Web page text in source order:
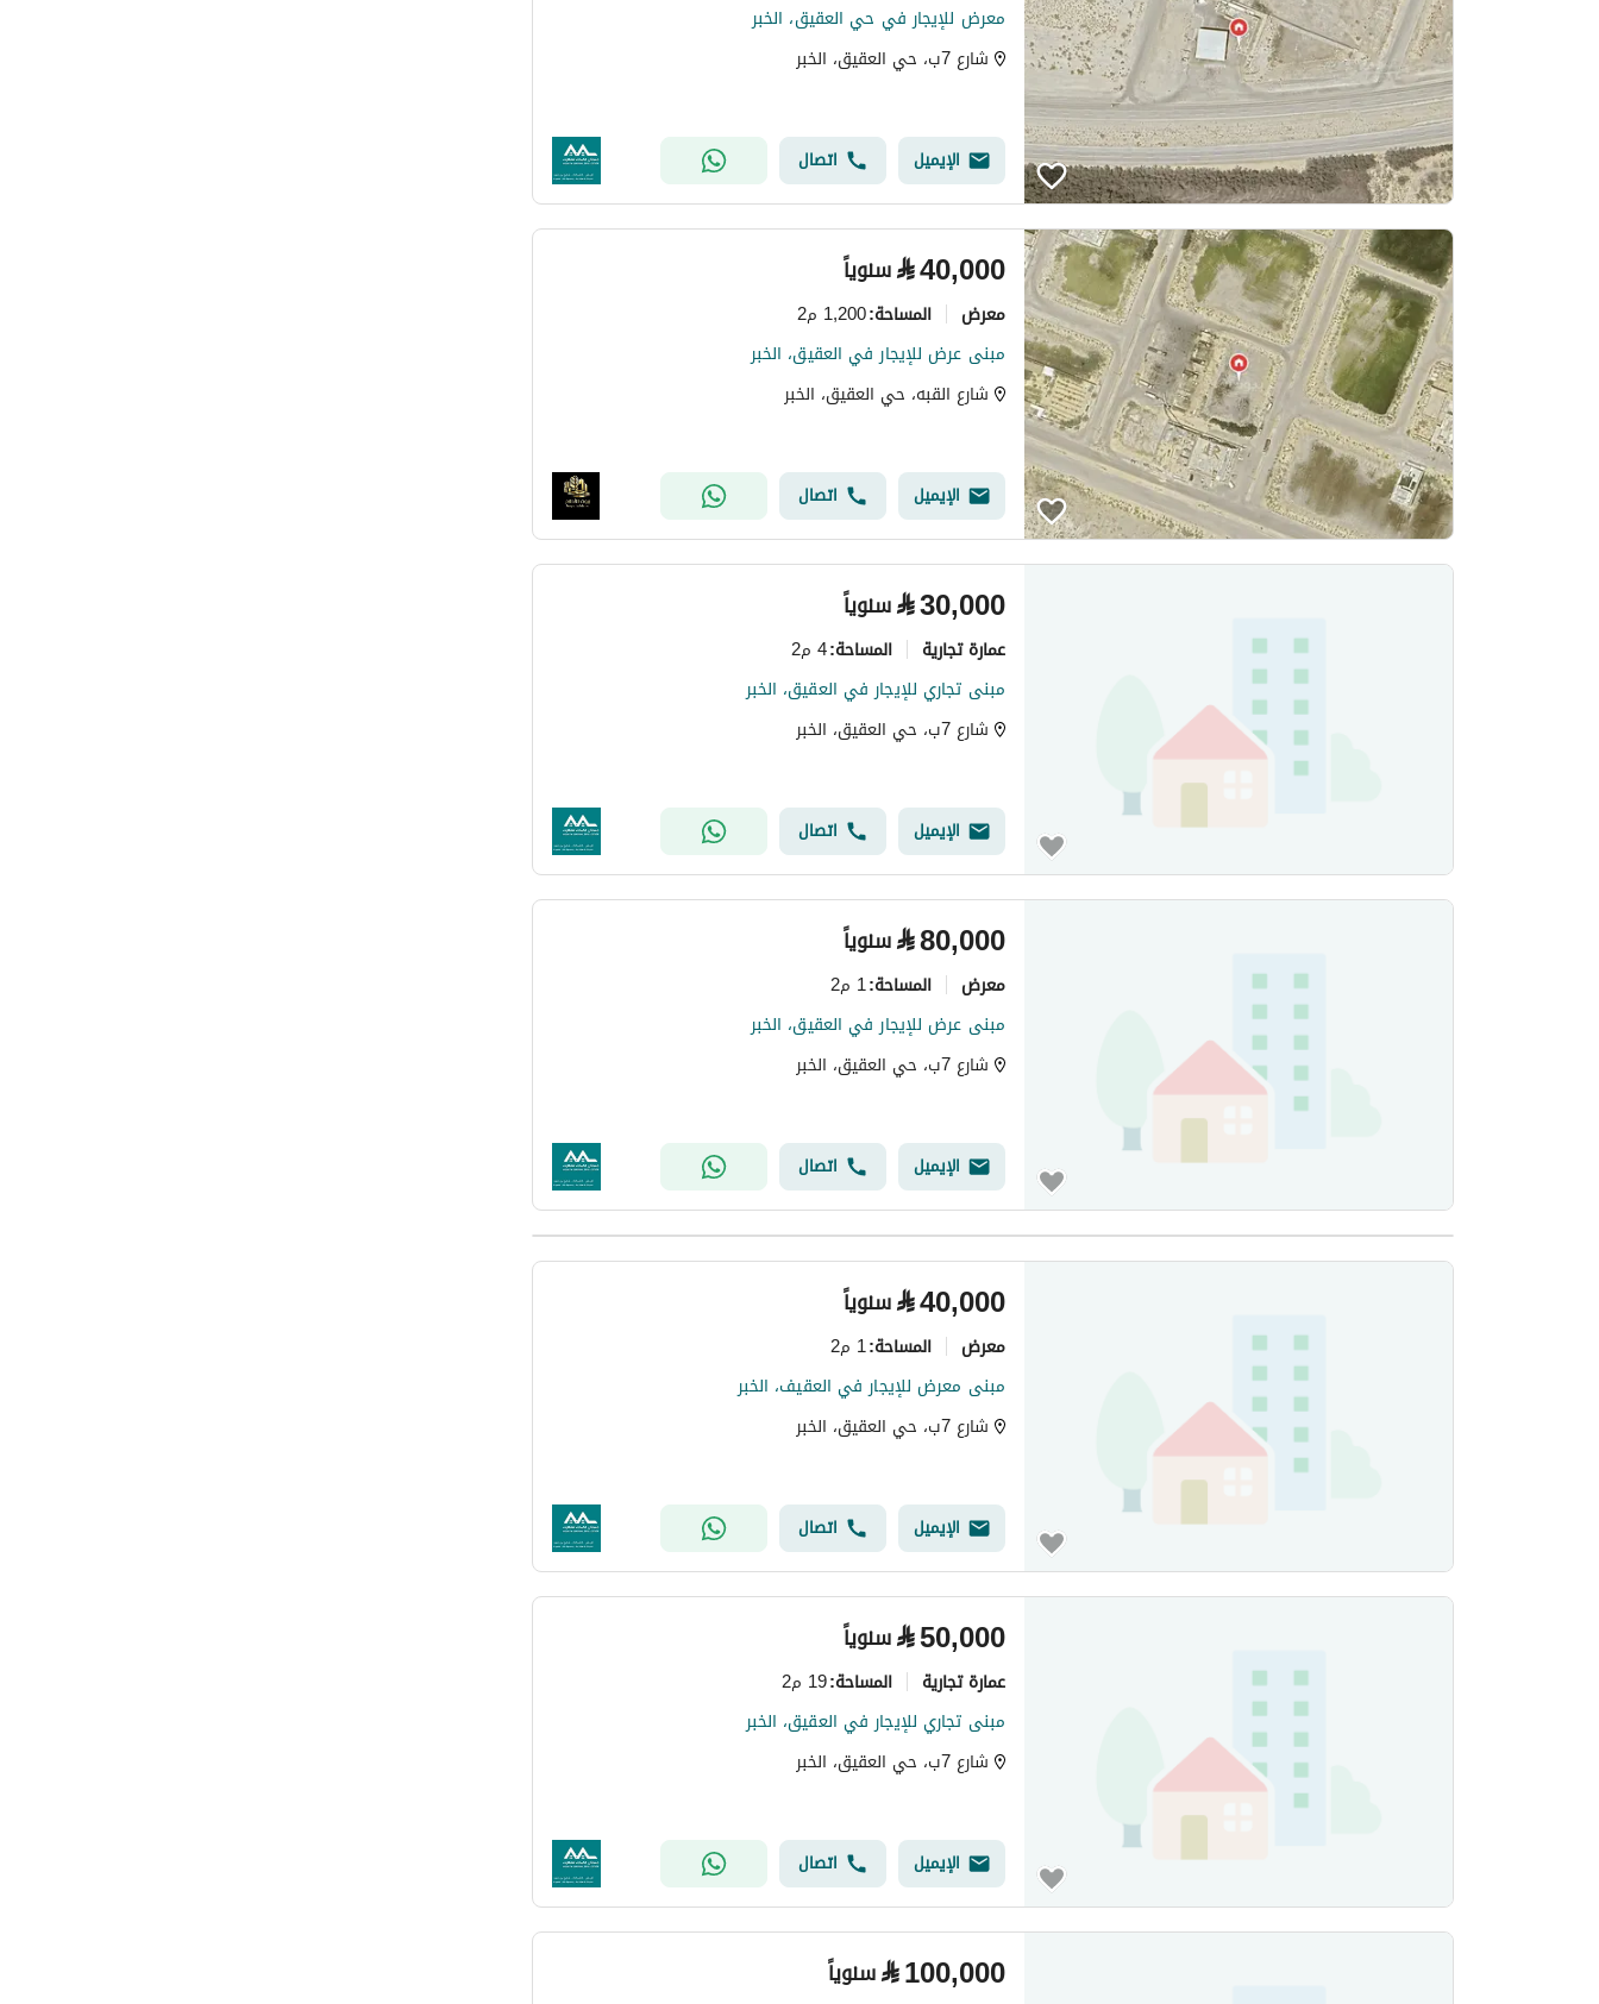
معرض للإيجار في حي العقيق، الخبر
شارع 7ب، حي العقيق، الخبر
الإيميل اتصال
⃁40,000 سنوياً
معرض المساحة:1,200 م2
مبنى عرض للإيجار في العقيق، الخبر
شارع القبه، حي العقيق، الخبر
الإيميل اتصال
⃁30,000 سنوياً
عمارة تجارية المساحة:4 م2
مبنى تجاري للإيجار في العقيق، الخبر
شارع 7ب، حي العقيق، الخبر
الإيميل اتصال
⃁80,000 سنوياً
معرض المساحة:1 م2
مبنى عرض للإيجار في العقيق، الخبر
شارع 7ب، حي العقيق، الخبر
الإيميل اتصال
⃁40,000 سنوياً
معرض المساحة:1 م2
مبنى معرض للإيجار في العقيف، الخبر
شارع 7ب، حي العقيق، الخبر
الإيميل اتصال
⃁50,000 سنوياً
عمارة تجارية المساحة:19 م2
مبنى تجاري للإيجار في العقيق، الخبر
شارع 7ب، حي العقيق، الخبر
الإيميل اتصال
⃁100,000 سنوياً